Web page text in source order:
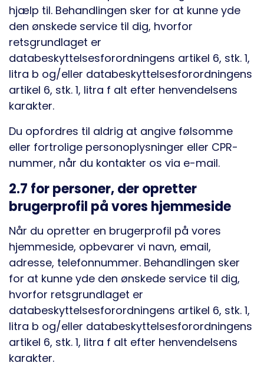
hjælp til. Behandlingen sker for at kunne yde
den ønskede service til dig, hvorfor
retsgrundlaget er
databeskyttelsesforordningens artikel 6, stk. 1,
litra b og/eller databeskyttelsesforordningens
artikel 6, stk. 1, litra f alt efter henvendelsens
karakter.
Du opfordres til aldrig at angive følsomme
eller fortrolige personoplysninger eller CPR-
nummer, når du kontakter os via e-mail.
2.7 for personer, der opretter
brugerprofil på vores hjemmeside
Når du opretter en brugerprofil på vores
hjemmeside, opbevarer vi navn, email,
adresse, telefonnummer. Behandlingen sker
for at kunne yde den ønskede service til dig,
hvorfor retsgrundlaget er
databeskyttelsesforordningens artikel 6, stk. 1,
litra b og/eller databeskyttelsesforordningens
artikel 6, stk. 1, litra f alt efter henvendelsens
karakter.